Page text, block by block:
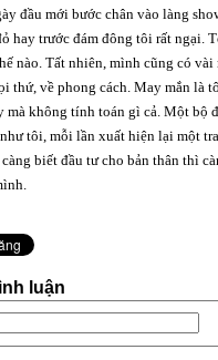
đầu mới bước chân vào làng
hay trước đám đông tôi rất ngại.
nào. Tất nhiên, mình cũng có
thứ, về phong cách. May mắn là
mà không tính toán gì cả. Một bộ
tôi, mỗi lần xuất hiện lại một
biết đầu tư cho bản thân thì
luận